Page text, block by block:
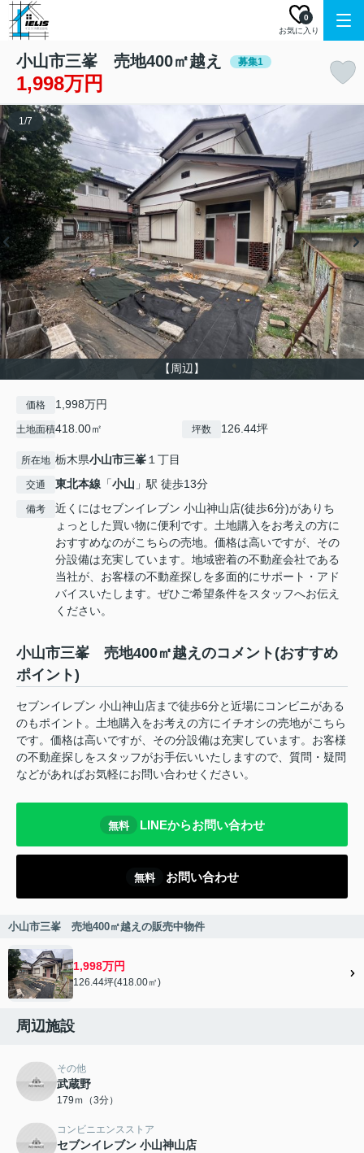
お気に入り
0
小山市三峯 売地400㎡越え 募集1
1,998万円
【周辺】
1/7
価格 1,998万円
土地面積418.00㎡ 坪数 126.44坪
所在地 栃木県小山市三峯１丁目
交通 東北本線 「小山 」駅 徒歩13分
備考
近くにはセブンイレブン 小山神山店(徒歩6分)がありち
ょっとした買い物に便利です。土地購入をお考えの方に
おすすめなのがこちらの売地。価格は高いですが、その
分設備は充実しています。地域密着の不動産会社である
当社が、お客様の不動産探しを多面的にサポート・アド
バイスいたします。ぜひご希望条件をスタッフへお伝え
ください。
小山市三峯 売地400㎡越えのコメント(おすすめ
ポイント)
セブンイレブン 小山神山店まで徒歩6分と近場にコンビニがある
のもポイント。土地購入をお考えの方にイチオシの売地がこちら
です。価格は高いですが、その分設備は充実しています。お客様
の不動産探しをスタッフがお手伝いいたしますので、質問・疑問
などがあればお気軽にお問い合わせください。
無料 LINEからお問い合わせ
無料 お問い合わせ
小山市三峯 売地400㎡越えの販売中物件
1,998万円
126.44坪(418.00㎡)
周辺施設
その他
武蔵野
179ｍ（3分）
コンビニエンスストア
セブンイレブン 小山神山店